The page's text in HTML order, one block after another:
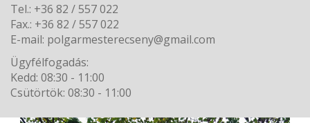
Tel.: +36 82 / 557 022
Fax.: +36 82 / 557 022
E-mail: polgarmesterecseny@gmail.com
Ügyfélfogadás:
Kedd: 08:30 - 11:00
Csütörtök: 08:30 - 11:00